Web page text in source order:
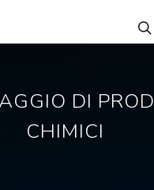
DI
CHIMICI